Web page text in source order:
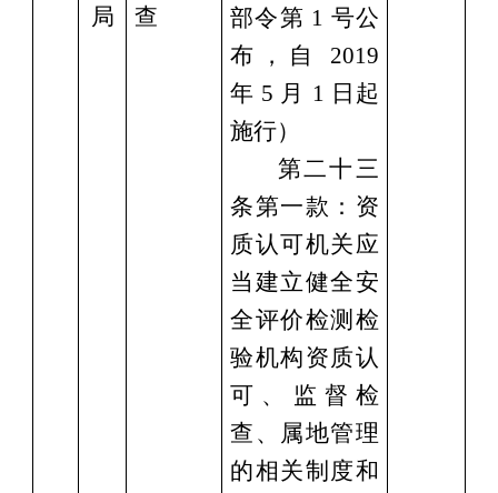
局
查
部令第 1 号公
布，自 2019
年 5 月 1 日起
施行）
第二十三
条第一款：资
质认可机关应
当建立健全安
全评价检测检
验机构资质认
可、监督检
查、属地管理
的相关制度和